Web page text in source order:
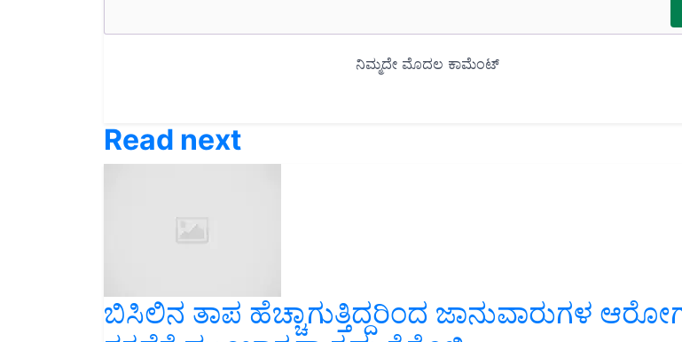
ಬಿಸಿಲಿನ ತಾಪ ಹೆಚ್ಚಾಗುತ್ತಿದ್ದರಿಂದ ಜಾನುವಾರುಗಳ ಆರೋಗ್ಯ
ರಕ್ಷಣೆಗೆ ಮುಂಜಾಗ್ರತಾ ಕ್ರಮ ಕೈಗೊಳ್ಳಿ